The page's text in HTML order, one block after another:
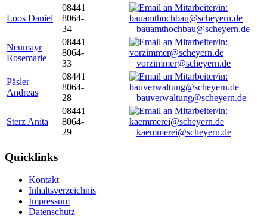
Loos Daniel
08441
8064-
34
bauamthochbau@scheyern.de
Neumayr
Rosemarie
08441
8064-
33
vorzimmer@scheyern.de
Päsler
Andreas
08441
8064-
28
bauverwaltung@scheyern.de
Sterz Anita
08441
8064-
29
kaemmerei@scheyern.de
Quicklinks
Kontakt
Inhaltsverzeichnis
Impressum
Datenschutz